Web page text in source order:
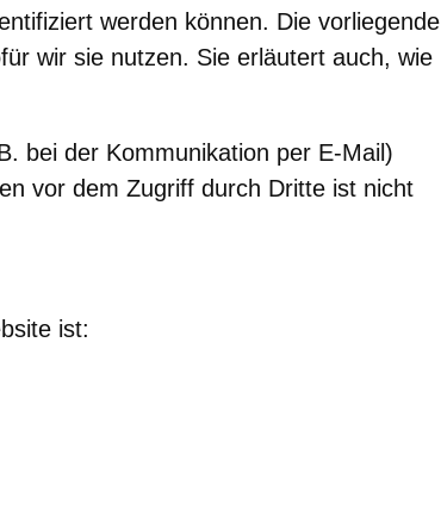
werden können. Die vorliegende
wir sie nutzen. Sie erläutert auch, wie
bei der Kommunikation per E-Mail)
vor dem Zugriff durch Dritte ist nicht
ist: